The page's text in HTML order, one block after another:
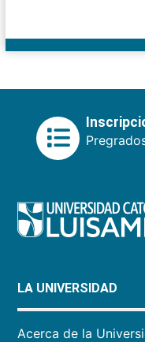
LA UNIVERSIDAD
Acerca de la